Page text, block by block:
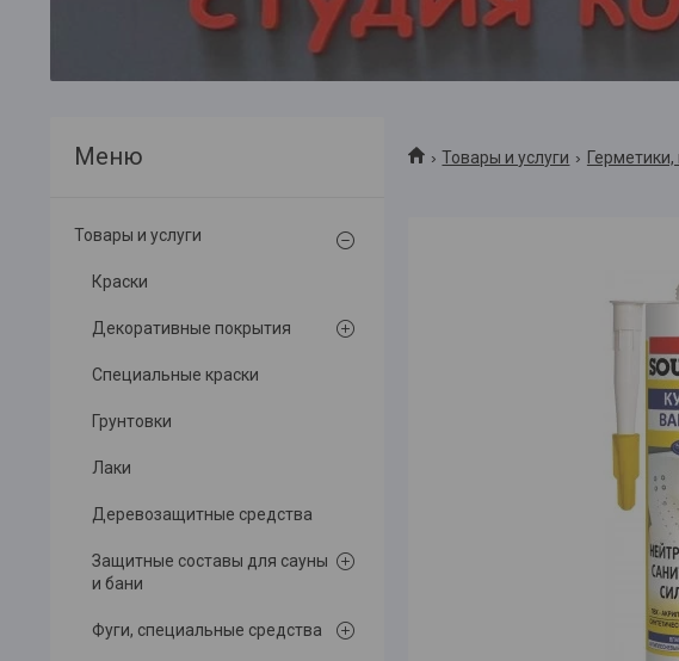
Товары и услуги
Товары и услуги
Краски
Декоративные покрытия
Специальные краски
Грунтовки
Лаки
Деревозащитные средства
Защитные составы для сауны
и бани
Фуги, специальные средства